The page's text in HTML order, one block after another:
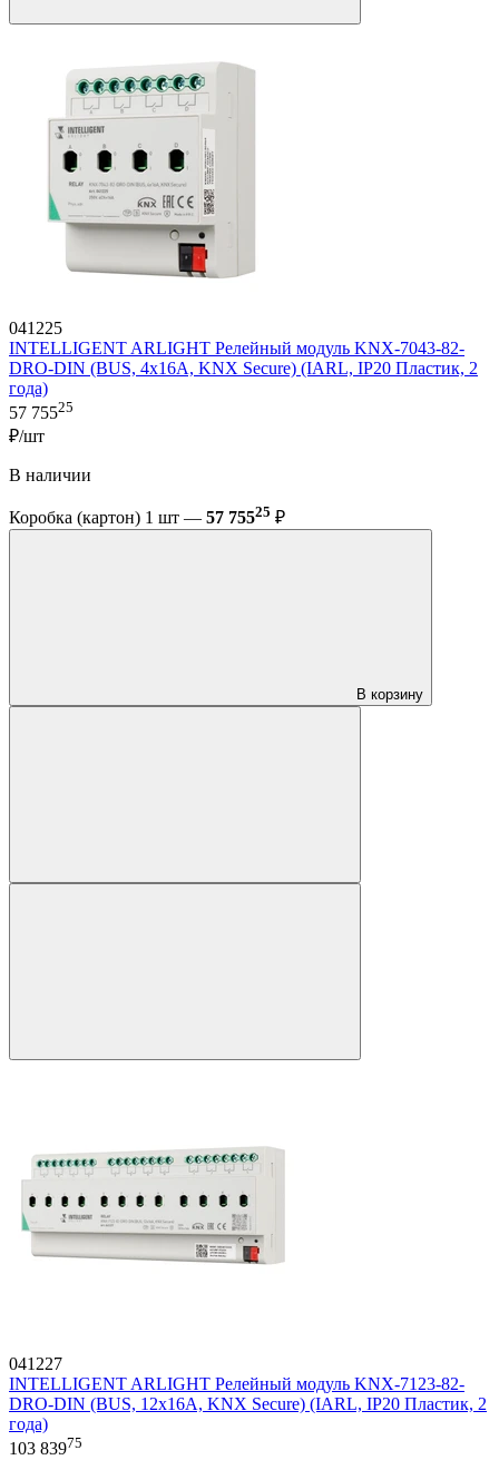
041225
INTELLIGENT ARLIGHT Релейный модуль KNX-7043-82-
DRO-DIN (BUS, 4x16А, KNX Secure) (IARL, IP20 Пластик, 2
года)
57 75525
₽/шт
В наличии
Коробка (картон) 1 шт — 57 75525 ₽
В корзину
041227
INTELLIGENT ARLIGHT Релейный модуль KNX-7123-82-
DRO-DIN (BUS, 12x16A, KNX Secure) (IARL, IP20 Пластик, 2
года)
103 83975